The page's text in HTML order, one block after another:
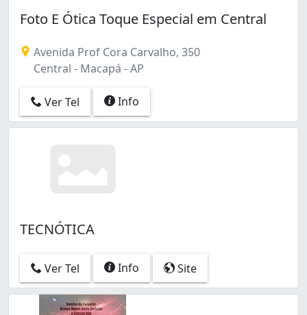
Foto E Ótica Toque Especial em Central
Avenida Prof Cora Carvalho, 350
Central - Macapá - AP
Ver Tel Info
TECNÓTICA
Ver Tel Info Site